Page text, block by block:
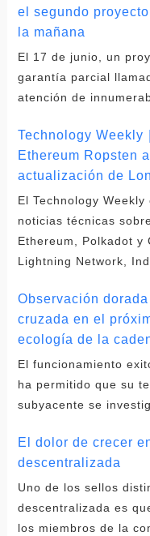
el segundo
la mañana
El 17 de junio, un
garantía parcial
atención de
Technology Weekly
Ethereum Ropsten
actualización de
El Technology
noticias técnicas
Ethereum, Polkadot y
Lightning Network, Ind.
Observación
cruzada en el
ecología de la
El funcionamiento
ha permitido que su
subyacente se
El dolor de crecer
descentralizada
Uno de los sellos
descentralizada es
los miembros de la